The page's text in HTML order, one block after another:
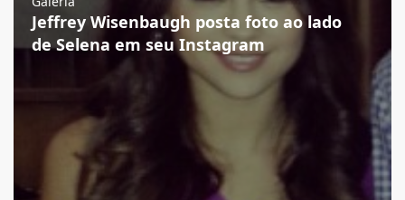
Jeffrey Wisenbaugh posta foto ao lado
de Selena em seu Instagram